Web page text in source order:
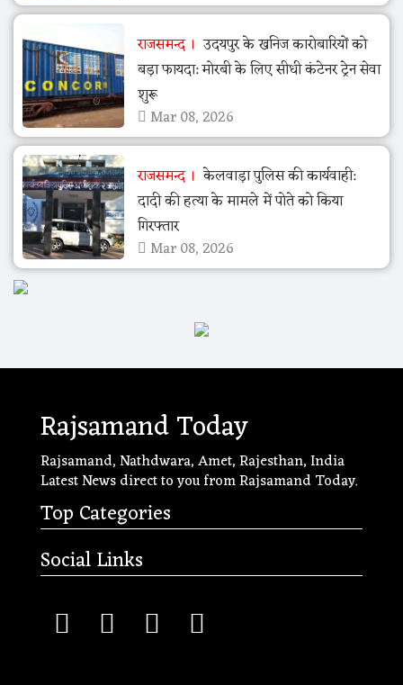
राजसमन्द
उदयपुर के खनिज कारोबारियों को
बड़ा फायदा: मोरबी के लिए सीधी कंटेनर ट्रेन सेवा
शुरू
Mar 08, 2026
राजसमन्द
केलवाड़ा पुलिस की कार्यवाही:
दादी की हत्या के मामले में पोते को किया
गिरफ्तार
Mar 08, 2026
Rajsamand Today
Rajsamand, Nathdwara, Amet, Rajesthan, India
Latest News direct to you from Rajsamand Today.
Top Categories
Social Links